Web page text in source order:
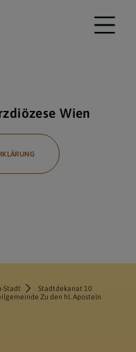
Wien
Stadt
Stadtdekanat 10
Zu den hl. Aposteln